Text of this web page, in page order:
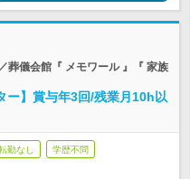
葬儀会館『 メモワール 』『 家族
】賞与年3回/残業月10h以
勤なし 学歴不問